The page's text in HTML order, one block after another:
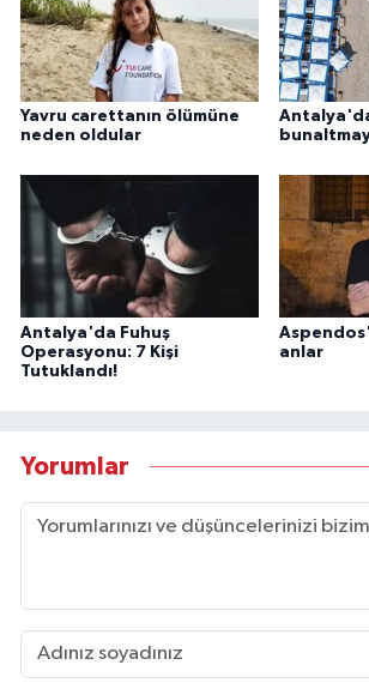
Yavru carettanın ölümüne
neden oldular
Antalya'da
Antalya'da Fuhuş
Operasyonu: 7 Kişi
Tutuklandı!
anlar
Yorumlar